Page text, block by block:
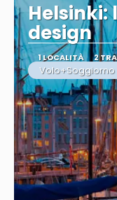
Helsinki:
design
1 LOCALITÀ 2
Volo+Soggiorno